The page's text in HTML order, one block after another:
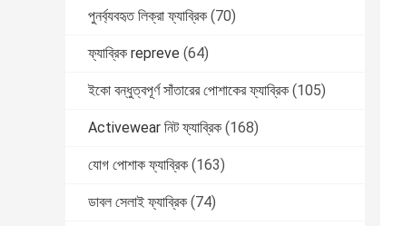
পুনর্ব্যবহৃত লিক্রা ফ্যাব্রিক (70)
ফ্যাব্রিক repreve (64)
ইকো বন্ধুত্বপূর্ণ সাঁতারের পোশাকের ফ্যাব্রিক (105)
Activewear নিট ফ্যাব্রিক (168)
যোগ পোশাক ফ্যাব্রিক (163)
ডাবল সেলাই ফ্যাব্রিক (74)